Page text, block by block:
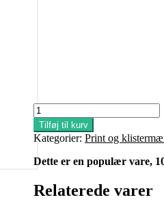
Tilføj til kurv
Kategorier: Print og
Dette er en populær vare,
Relaterede varer